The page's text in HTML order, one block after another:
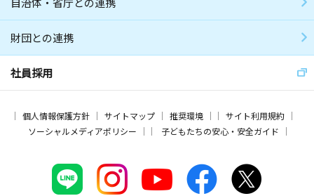
財団との連携
社員採用
個人情報保護方針 サイトマップ 推奨環境
サイト利用規約
ソーシャルメディアポリシー
子どもたちの安心・安全ガイド